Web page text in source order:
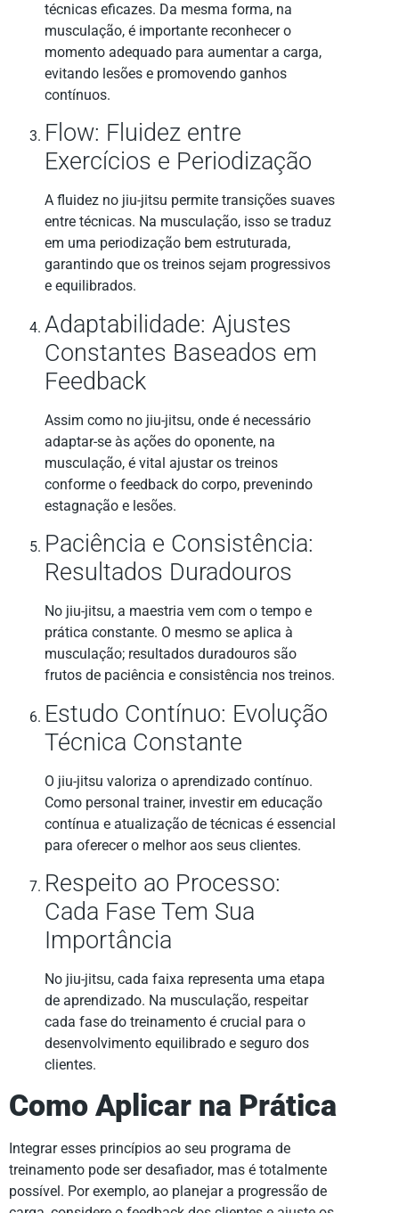
técnicas eficazes. Da mesma forma, na
musculação, é importante reconhecer o
momento adequado para aumentar a carga,
evitando lesões e promovendo ganhos
contínuos.
Flow: Fluidez entre
Exercícios e Periodização
A fluidez no jiu-jitsu permite transições suaves
entre técnicas. Na musculação, isso se traduz
em uma periodização bem estruturada,
garantindo que os treinos sejam progressivos
e equilibrados.
Adaptabilidade: Ajustes
Constantes Baseados em
Feedback
Assim como no jiu-jitsu, onde é necessário
adaptar-se às ações do oponente, na
musculação, é vital ajustar os treinos
conforme o feedback do corpo, prevenindo
estagnação e lesões.
Paciência e Consistência:
Resultados Duradouros
No jiu-jitsu, a maestria vem com o tempo e
prática constante. O mesmo se aplica à
musculação; resultados duradouros são
frutos de paciência e consistência nos treinos.
Estudo Contínuo: Evolução
Técnica Constante
O jiu-jitsu valoriza o aprendizado contínuo.
Como personal trainer, investir em educação
contínua e atualização de técnicas é essencial
para oferecer o melhor aos seus clientes.
Respeito ao Processo:
Cada Fase Tem Sua
Importância
No jiu-jitsu, cada faixa representa uma etapa
de aprendizado. Na musculação, respeitar
cada fase do treinamento é crucial para o
desenvolvimento equilibrado e seguro dos
clientes.
Como Aplicar na Prática
Integrar esses princípios ao seu programa de
treinamento pode ser desafiador, mas é totalmente
possível. Por exemplo, ao planejar a progressão de